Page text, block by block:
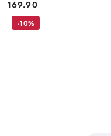
Cena:
169.90
-10%